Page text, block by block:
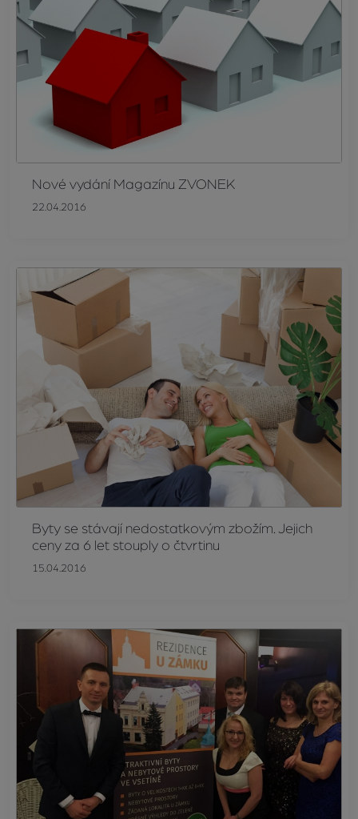
Nové vydání Magazínu ZVONEK
22.04.2016
Byty se stávají nedostatkovým zbožím. Jejich
ceny za 6 let stouply o čtvrtinu
15.04.2016